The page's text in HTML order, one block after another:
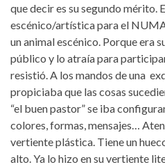
que decir es su segundo mérito.
escénico/artística para el
un animal escénico. Porque era
público y lo atraía para
resistió. A los mandos de una
propiciaba que las cosas
“el buen pastor” se iba
colores, formas, mensajes…
vertiente plástica. Tiene un
alto. Ya lo hizo en su vertiente